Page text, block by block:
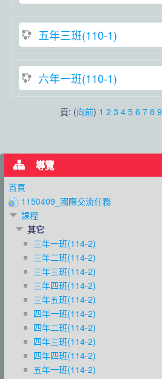
五年三班(110-1)
六年一班(110-1)
頁: (向前) 1 2 3 4 5 6 7 8 9
導覽
首頁
1150409_國際交流任務
課程
其它
三年一班(114-2)
三年二班(114-2)
三年三班(114-2)
三年四班(114-2)
三年五班(114-2)
四年一班(114-2)
四年二班(114-2)
四年三班(114-2)
四年四班(114-2)
五年一班(114-2)